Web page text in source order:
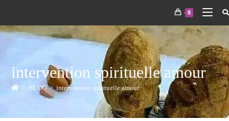
0
intervention spirituelle amour
> BLOG > intervention spirituelle amour